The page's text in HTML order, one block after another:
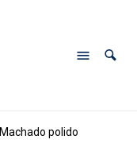
Machado polido